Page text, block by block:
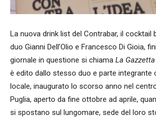
La nuova drink list del Contrabar, il cocktail
duo Gianni Dell’Olio e Francesco Di Gioia,
giornale in questione si chiama La
è edito dallo stesso duo e parte integrante
locale, inaugurato lo scorso anno nel
Puglia, aperto da fine ottobre ad aprile,
si spostano sul lungomare, sede del loro